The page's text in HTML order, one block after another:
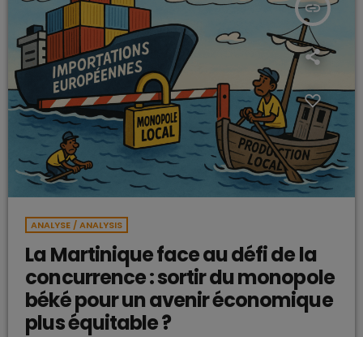
insert_link
ANALYSE / ANALYSIS
La Martinique face au défi de la
concurrence : sortir du monopole
béké pour un avenir économique
plus équitable ?